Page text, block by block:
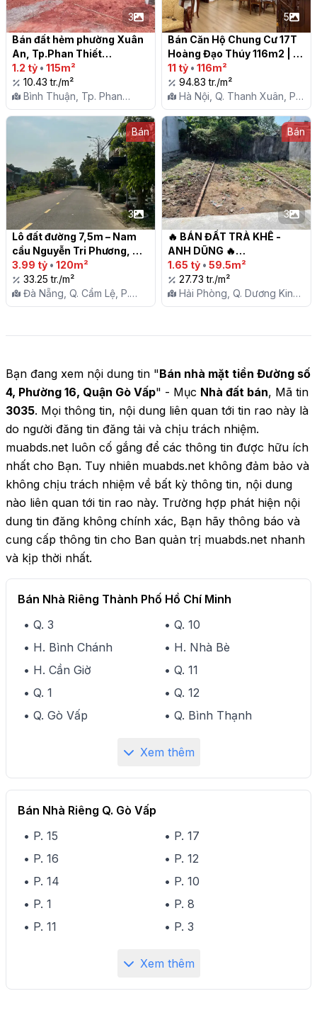
3
Bán đất hẻm phường Xuân
An, Tp.Phan Thiết
1.2 tỷ • 115m²
10.43 tr./m²
Bình Thuận, Tp. Phan
Thiết, P. Xuân An
5
Bán Căn Hộ Chung Cư 17T
Hoàng Đạo Thúy 116m2 |
Diện Tích Khủng 2PN 2VS,
11 tỷ • 116m²
94.83 tr./m²
Hà Nội, Q. Thanh Xuân, P.
Nhân Chính
Bán
3
Lô đất đường 7,5m – Nam
cầu Nguyễn Tri Phương,
Hòa Xuân – 3 tỷ xx
3.99 tỷ • 120m²
33.25 tr./m²
Đà Nẵng, Q. Cẩm Lệ, P.
Hòa Xuân
Bán
3
🔥 BÁN ĐẤT TRÀ KHÊ -
ANH DŨNG 🔥
1.65 tỷ • 59.5m²
27.73 tr./m²
Hải Phòng, Q. Dương Kinh,
P. Anh Dũng
Bạn đang xem nội dung tin "Bán nhà mặt tiền Đường số
4, Phường 16, Quận Gò Vấp" - Mục Nhà đất bán, Mã tin
3035. Mọi thông tin, nội dung liên quan tới tin rao này là
do người đăng tin đăng tải và chịu trách nhiệm.
muabds.net luôn cố gắng để các thông tin được hữu ích
nhất cho Bạn. Tuy nhiên muabds.net không đảm bảo và
không chịu trách nhiệm về bất kỳ thông tin, nội dung
nào liên quan tới tin rao này. Trường hợp phát hiện nội
dung tin đăng không chính xác, Bạn hãy thông báo và
cung cấp thông tin cho Ban quản trị muabds.net nhanh
và kịp thời nhất.
Bán Nhà Riêng Thành Phố Hồ Chí Minh
• Q. 3
• Q. 10
• H. Bình Chánh
• H. Nhà Bè
• H. Cần Giờ
• Q. 11
• Q. 1
• Q. 12
• Q. Gò Vấp
• Q. Bình Thạnh
Xem thêm
Bán Nhà Riêng Q. Gò Vấp
• P. 15
• P. 17
• P. 16
• P. 12
• P. 14
• P. 10
• P. 1
• P. 8
• P. 11
• P. 3
Xem thêm